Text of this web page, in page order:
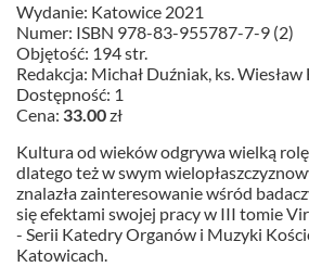
Wydanie: Katowice 2021
Numer: ISBN 978-83-955787-7-9 (2)
Objętość: 194 str.
Redakcja: Michał Duźniak, ks.
Dostępność: 1
Cena: 33.00zł
Kultura od wieków odgrywa wielką
dlatego też w swym
znalazła zainteresowanie wśród
się efektami swojej pracy w III tomie
- Serii Katedry Organów i Muzyki
Katowicach.